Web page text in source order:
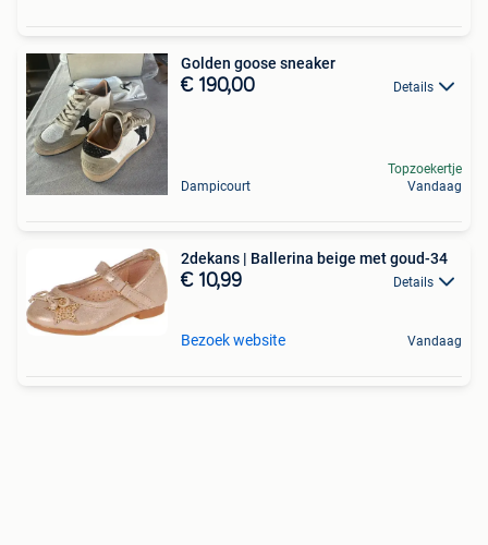
Golden goose sneaker
€ 190,00 Details
Dampicourt
Topzoekertje
Vandaag
2dekans | Ballerina beige met goud-34
€ 10,99 Details
Bezoek website Vandaag